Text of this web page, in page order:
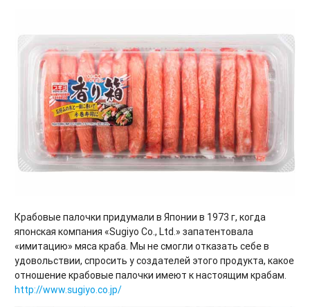
Крабовые палочки придумали в Японии в 1973 г, когда
японская компания «Sugiyo Co., Ltd.» запатентовала
«имитацию» мяса краба. Мы не смогли отказать себе в
удовольствии, спросить у создателей этого продукта, какое
отношение крабовые палочки имеют к настоящим крабам.
http://www.sugiyo.co.jp/